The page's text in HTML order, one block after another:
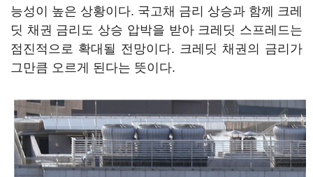
능성이 높은 상황이다. 국고채 금리 상승과 함께 크레
딧 채권 금리도 상승 압박을 받아 크레딧 스프레드는
점진적으로 확대될 전망이다. 크레딧 채권의 금리가
그만큼 오르게 된다는 뜻이다.